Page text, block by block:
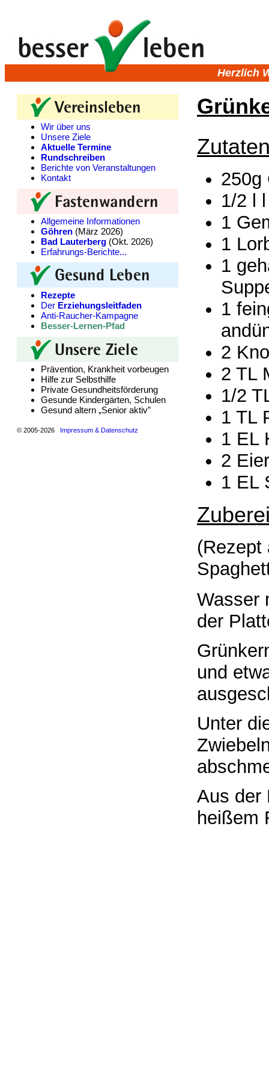
Herzlich
Wir über uns
Unsere Ziele
Aktuelle Termine
Rundschreiben
Berichte von Veranstaltungen
Kontakt
Allgemeine Informationen
Göhren (März 2026)
Bad Lauterberg (Okt. 2026)
Erfahrungs-Berichte...
Rezepte
Der Erziehungsleitfaden
Anti-Raucher-Kampagne
Besser-Lernen-Pfad
Prävention, Krankheit vorbeugen
Hilfe zur Selbsthilfe
Private Gesundheitsförderung
Gesunde Kindergärten, Schulen
Gesund altern „Senior aktiv”
© 2005-2026 Impressum & Datenschutz
250g
1/2 l
1
1
1
1
2
2 TL
1/2
1 TL
1 EL
2 Eier
1 EL
(Rezept
Wasser
der
und
Unter
Aus der
heißem